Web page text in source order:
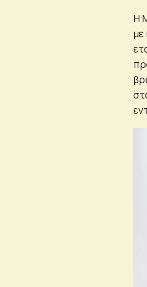
Η
με